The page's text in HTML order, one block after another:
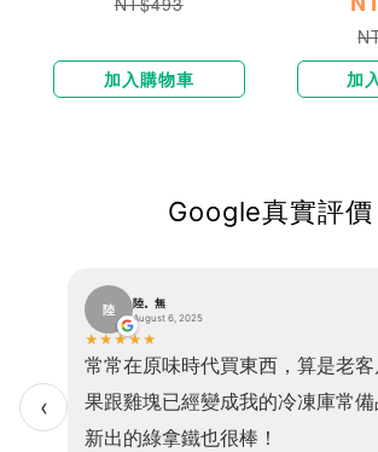
加入購物車
加
Google真實評價
‹
陸 陸。無
August 6, 2025
★ ★ ★★ ★
常常在原味時代買東西，算是老
果跟雞塊已經變成我的冷凍庫常
新出的綠拿鐵也很棒！